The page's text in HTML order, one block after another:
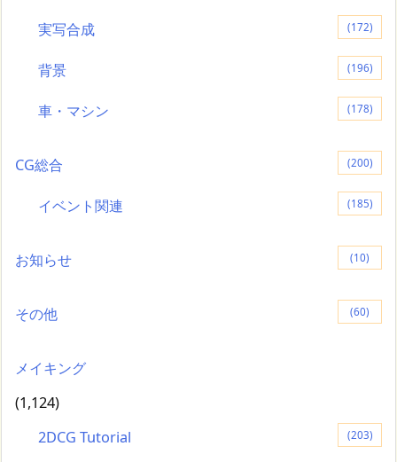
実写合成 (172)
背景 (196)
車・マシン (178)
CG総合 (200)
イベント関連 (185)
お知らせ (10)
その他 (60)
メイキング
(1,124)
2DCG Tutorial
(203)